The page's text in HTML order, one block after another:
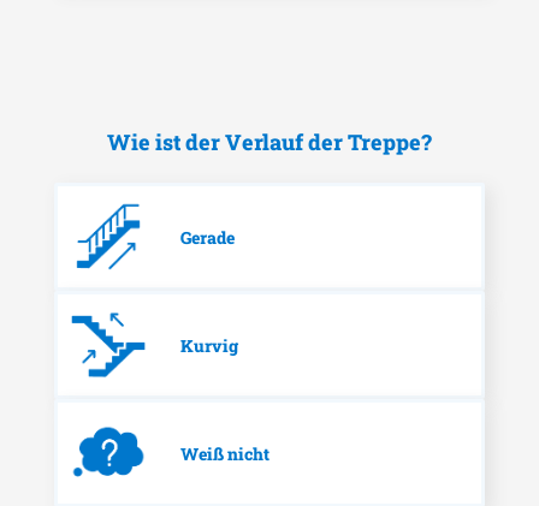
Wie ist der Verlauf der Treppe?
Gerade
Kurvig
Weiß nicht